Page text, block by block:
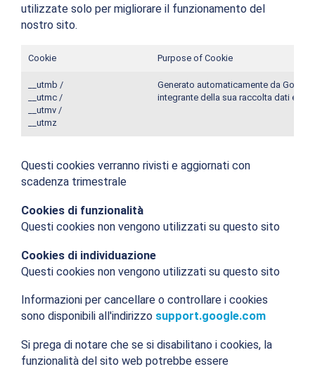
utilizzate solo per migliorare il funzionamento del
nostro sito.
Cookie Purpose of Cookie
__utmb /
__utmc /
__utmv /
__utmz
Generato automaticamente da
integrante della sua raccolta dati e
Questi cookies verranno rivisti e aggiornati con
scadenza trimestrale
Cookies di funzionalità
Questi cookies non vengono utilizzati su questo sito
Cookies di individuazione
Questi cookies non vengono utilizzati su questo sito
Informazioni per cancellare o controllare i cookies
sono disponibili all'indirizzo support.google.com
Si prega di notare che se si disabilitano i cookies, la
funzionalità del sito web potrebbe essere